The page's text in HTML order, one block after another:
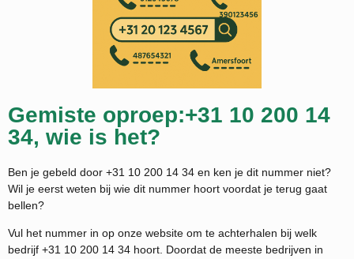
Gemiste oproep:+31 10 200 14
34, wie is het?
Ben je gebeld door +31 10 200 14 34 en ken je dit nummer niet?
Wil je eerst weten bij wie dit nummer hoort voordat je terug gaat
bellen?
Vul het nummer in op onze website om te achterhalen bij welk
bedrijf +31 10 200 14 34 hoort. Doordat de meeste bedrijven in